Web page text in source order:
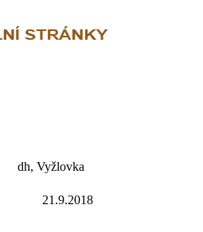
dh, Vyžlovka
21.9.2018